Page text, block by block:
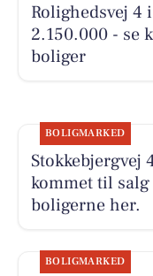
Rolighedsvej 4
2.150.000 - se
boliger
BOLIGMARKED
Stokkebjergvej
kommet til
boligerne her.
BOLIGMARKED